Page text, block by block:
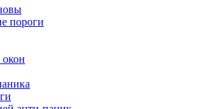
пороги